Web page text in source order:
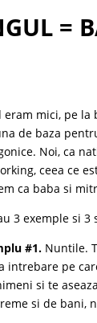
=
eram mici, pe la
de baza
Noi, ca
ceea ce
ca baba si
3 exemple si 3
#1. Nuntile.
intrebare pe
si te
si de bani,